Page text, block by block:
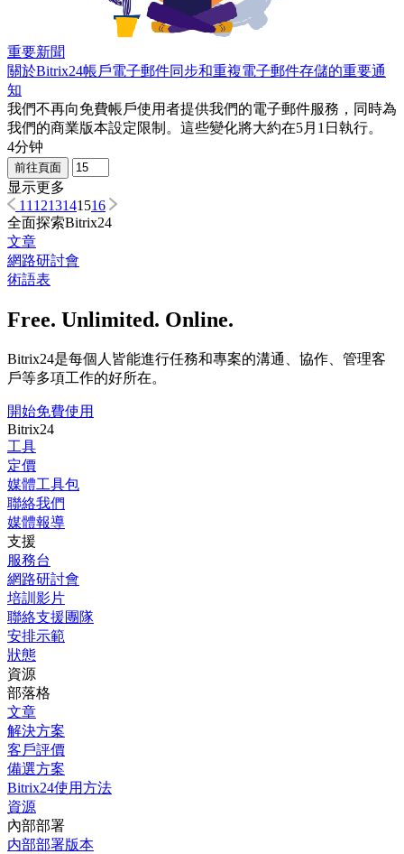
重要新聞
關於Bitrix24帳戶電子郵件同步和重複電子郵件存儲的重要通
知
我們不再向免費帳戶使用者提供我們的電子郵件服務，同時為
我們的商業版本設定限制。這些變化將大約在5月1日執行。
4分钟
前往頁面
显示更多
11 1213141516
全面探索Bitrix24
文章
網路研討會
術語表
Free. Unlimited. Online.
Bitrix24是每個人皆能進行任務和專案的溝通、協作、管理客
戶等多項工作的好所在。
開始免費使用
Bitrix24
工具
定價
媒體工具包
聯絡我們
媒體報導
支援
服務台
網路研討會
培訓影片
聯絡支援團隊
安排示範
狀態
資源
部落格
文章
解決方案
客戶評價
備選方案
Bitrix24使用方法
資源
內部部署
内部部署版本